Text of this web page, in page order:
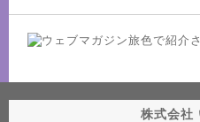
株式会社